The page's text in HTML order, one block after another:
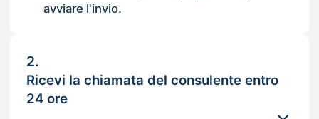
avviare l'invio.
2.
Ricevi la chiamata del consulente entro
24 ore